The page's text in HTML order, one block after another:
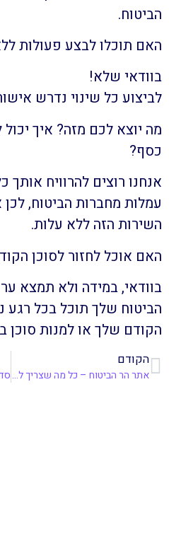
הביטוח.
האם תוכלו לבצע פעולות
בוודאי שלא!
לביצוע כל שינוי נדרש
מה יוצא לכם מזה? איך
כסף?
אנחנו רוצים להרוויח אותך
עמלות מחברות הביטוח, לכן
השירות הזה ללא עלות.
האם אוכל לחזור לסוכן
בוודאי, במידה ולא תמצא
הביטוח שלך תוכל בכל רגע
הקודם שלך או למנות סוכן
הקודם
אתר הר הביטוח – כל מה שצריך לדעת